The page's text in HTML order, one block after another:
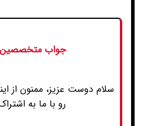
جواب متخصصین
سلام دوست عزیز، ممنون از
رو با ما به